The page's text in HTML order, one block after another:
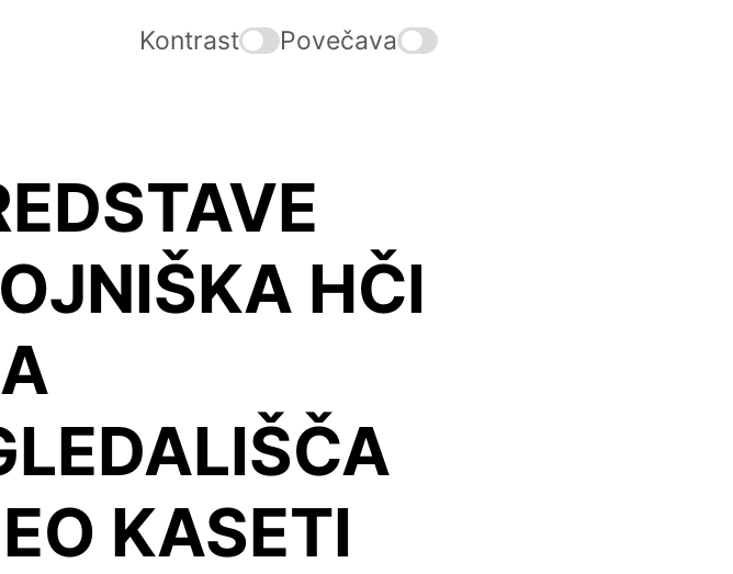
Kontrast Povečava
HČI
KASETI